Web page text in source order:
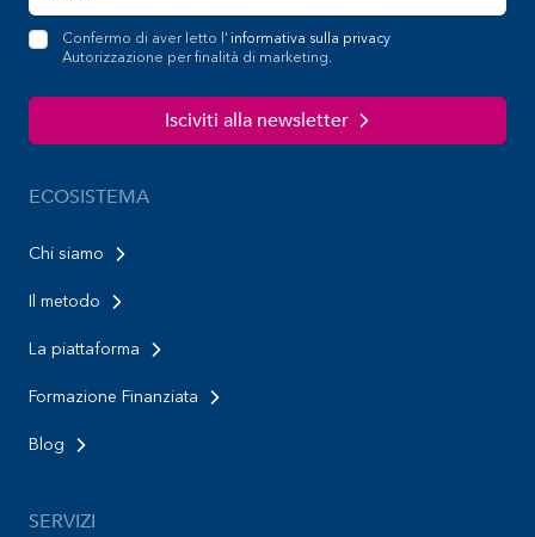
Confermo di aver letto l' informativa sulla privacy
Autorizzazione per finalità di marketing.
Isciviti alla newsletter
ECOSISTEMA
Chi siamo
Il metodo
La piattaforma
Formazione Finanziata
Blog
SERVIZI